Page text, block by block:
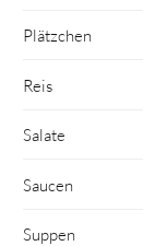
Plätzchen
Reis
Salate
Saucen
Suppen